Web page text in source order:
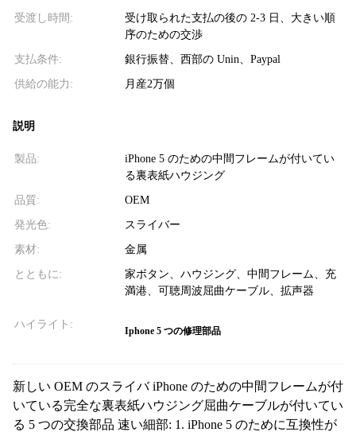
受渡し時間:
受け取られた支払の後の 2-3 日、大きい順
序のための交渉
支払条件: 銀行振替、西部の Unin、Paypal
供給の能力: 月産2万個
説明
製品:
iPhone 5 のための中間フレームが付いてい
る裏表紙ハウジング
品質: OEM
発光色: スライバー
素材: 金属
とともに:
家ボタン、ハウジング、中間フレーム、充
満港、可聴周波屈曲ケーブル、拡声器
ハイライト:
Iphone 5 つの修理部品
新しい OEM のスライバ iPhone のための中間フレームが付
いている完全な裏表紙ハウジング屈曲ケーブルが付いてい
る 5 つの交換部品 速い細部: 1. iPhone 5 のために互換性が